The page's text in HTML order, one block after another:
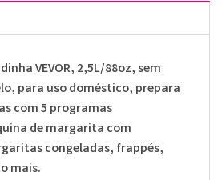
VEVOR, 2,5L/88oz, sem
para uso doméstico, prepara
com 5 programas
de margarita com
congeladas, frappés,
mais.